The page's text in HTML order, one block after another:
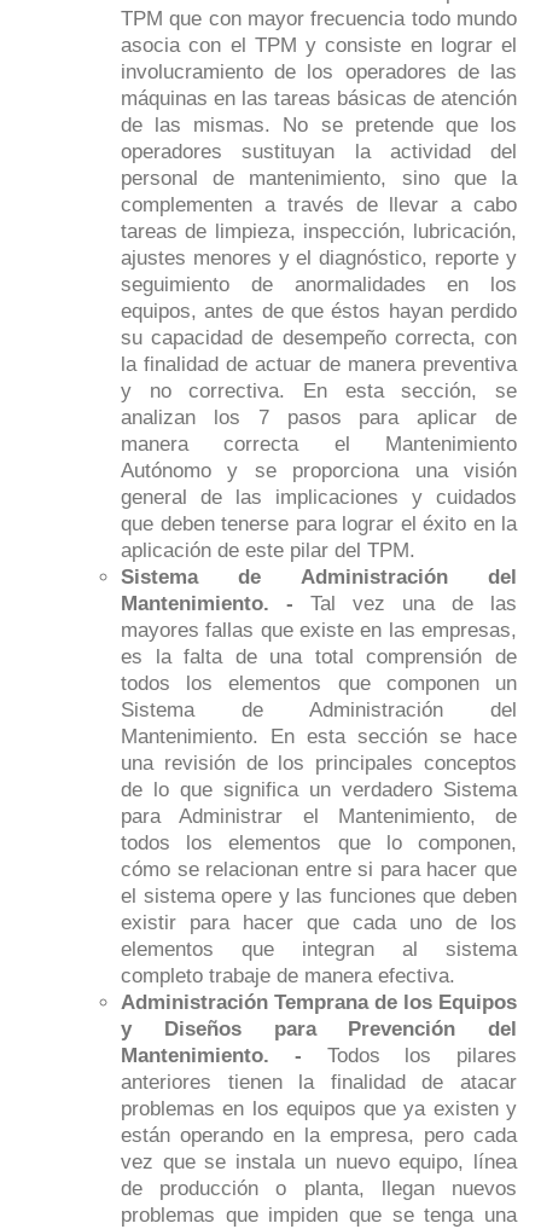
TPM que con mayor frecuencia todo mundo
asocia con el TPM y consiste en lograr el
involucramiento de los operadores de las
máquinas en las tareas básicas de atención
de las mismas. No se pretende que los
operadores sustituyan la actividad del
personal de mantenimiento, sino que la
complementen a través de llevar a cabo
tareas de limpieza, inspección, lubricación,
ajustes menores y el diagnóstico, reporte y
seguimiento de anormalidades en los
equipos, antes de que éstos hayan perdido
su capacidad de desempeño correcta, con
la finalidad de actuar de manera preventiva
y no correctiva. En esta sección, se
analizan los 7 pasos para aplicar de
manera correcta el Mantenimiento
Autónomo y se proporciona una visión
general de las implicaciones y cuidados
que deben tenerse para lograr el éxito en la
aplicación de este pilar del TPM.
Sistema de Administración del
Mantenimiento. -
Tal vez una de las
mayores fallas que existe en las empresas,
es la falta de una total comprensión de
todos los elementos que componen un
Sistema de Administración del
Mantenimiento. En esta sección se hace
una revisión de los principales conceptos
de lo que significa un verdadero Sistema
para Administrar el Mantenimiento, de
todos los elementos que lo componen,
cómo se relacionan entre si para hacer que
el sistema opere y las funciones que deben
existir para hacer que cada uno de los
elementos que integran al sistema
completo trabaje de manera efectiva.
Administración Temprana de los Equipos
y Diseños para Prevención del
Mantenimiento. -
Todos los pilares
anteriores tienen la finalidad de atacar
problemas en los equipos que ya existen y
están operando en la empresa, pero cada
vez que se instala un nuevo equipo, línea
de producción o planta, llegan nuevos
problemas que impiden que se tenga una